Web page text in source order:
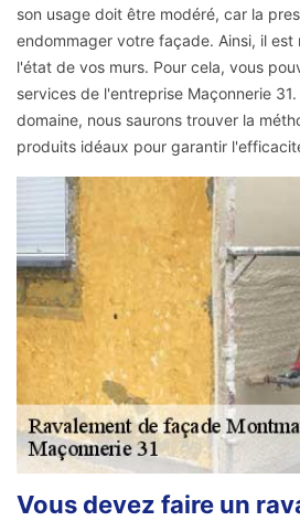
son usage doit être modéré, car la
endommager votre façade. Ainsi, il est
l'état de vos murs. Pour cela, vous
services de l'entreprise Maçonnerie
domaine, nous saurons trouver la
produits idéaux pour garantir
Vous devez faire un